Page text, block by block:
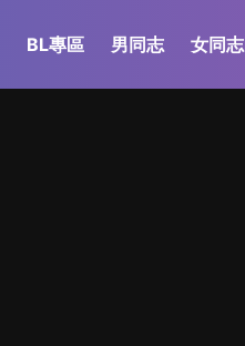
BL專區 男同志 女同志